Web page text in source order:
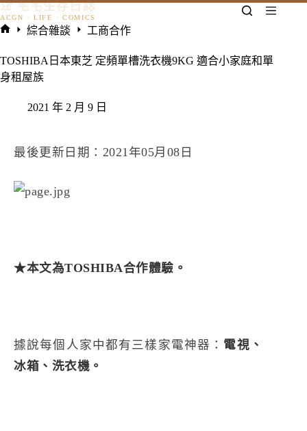
跳
至
要
內
𓃠 宅宅生存日誌
頁
綜合雜談 工商合作
TOSHIBA日本東芝 定頻單槽洗衣機9KG 適合小家庭和單
身租屋族
2021 年 2 月 9 日
最後更新日期：2021年05月08日
★本文為TOSHIBA合作體驗。
據說每個人家中都有三樣家電神器： 電視、
冰箱、洗衣機。